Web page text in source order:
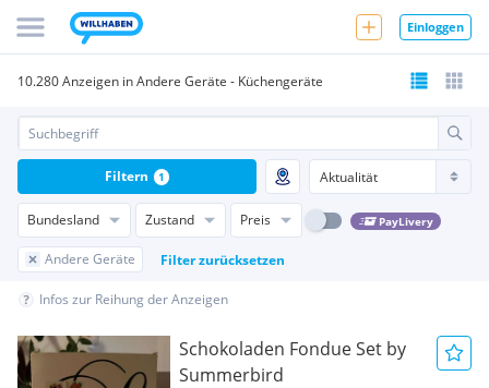
Einloggen
10.280 Anzeigen in Andere Geräte - Küchengeräte
Bundesland Zustand Preis PayLivery
Andere Geräte Filter zurücksetzen
Filtern 1
Infos zur Reihung der Anzeigen
Schokoladen Fondue Set by
Summerbird